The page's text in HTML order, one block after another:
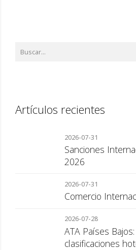
Artículos recientes
2026-07-31
Sanciones
2026
2026-07-31
Comercio
2026-07-28
ATA Países
clasificaciones